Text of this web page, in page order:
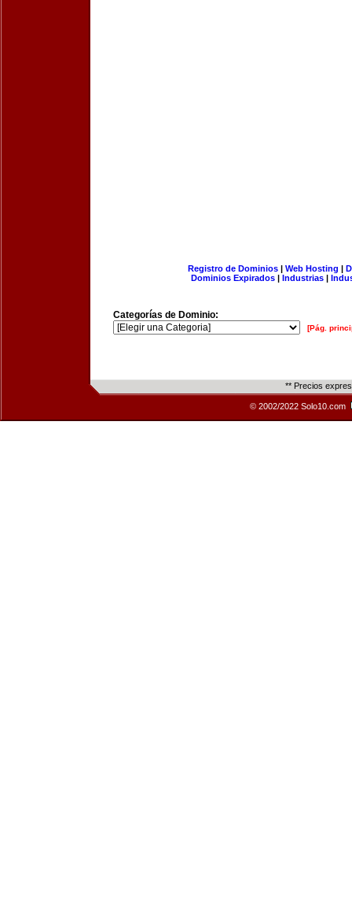
Registro de Dominios| Web Hosting |
Dominios Expirados | Industrias |
Categorías de Dominio:
[Pág.
** Precios
© 2002/2022 Solo10.com